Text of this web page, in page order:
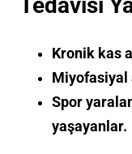
Tedavisi
Kronik kas
Miyofasiyal
Spor
yaşayanlar.